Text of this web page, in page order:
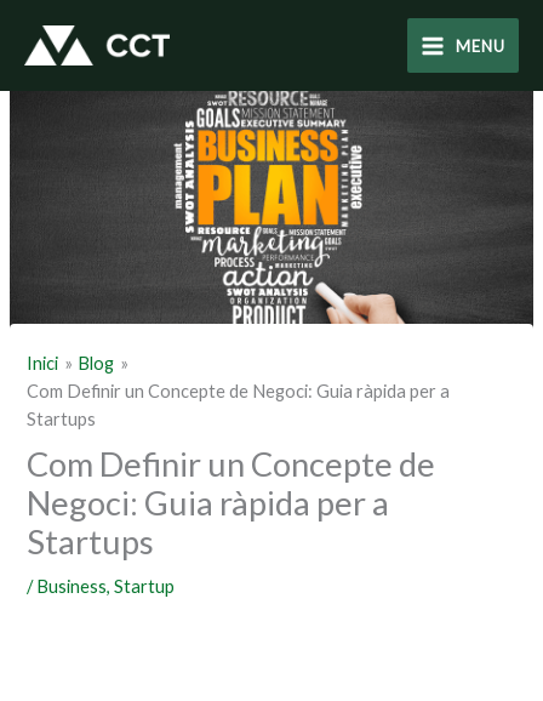
contingut
MENU
Inici
Blog
Com Definir un Concepte de Negoci: Guia ràpida per a
Startups
Com Definir un Concepte de
Negoci: Guia ràpida per a
Startups
/Business,Startup